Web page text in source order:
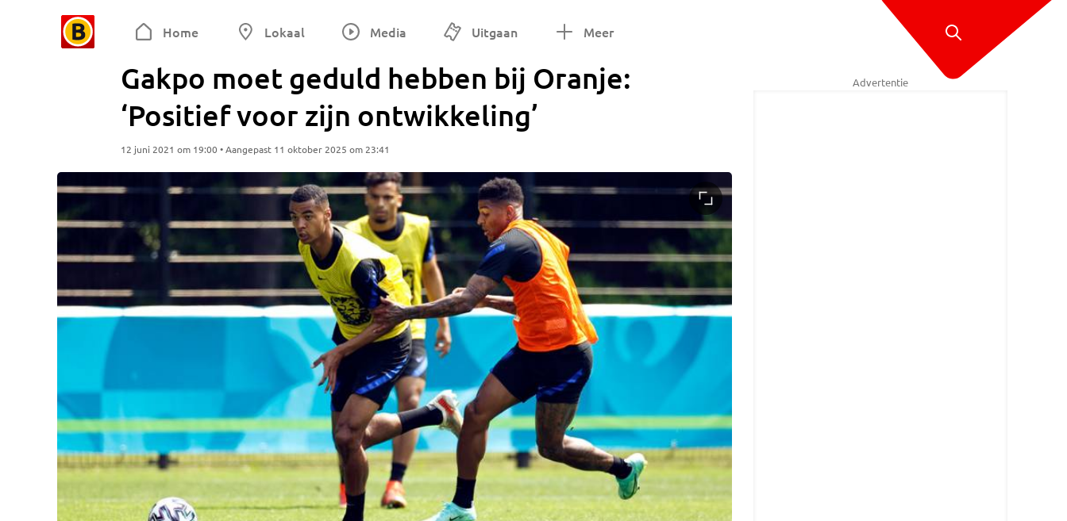
Home Lokaal Media Uitgaan Meer
Gakpo moet geduld hebben bij Oranje:
‘Positief voor zijn ontwikkeling’
12 juni 2021 om 19:00 • Aangepast 11 oktober 2025 om 23:41
Advertentie